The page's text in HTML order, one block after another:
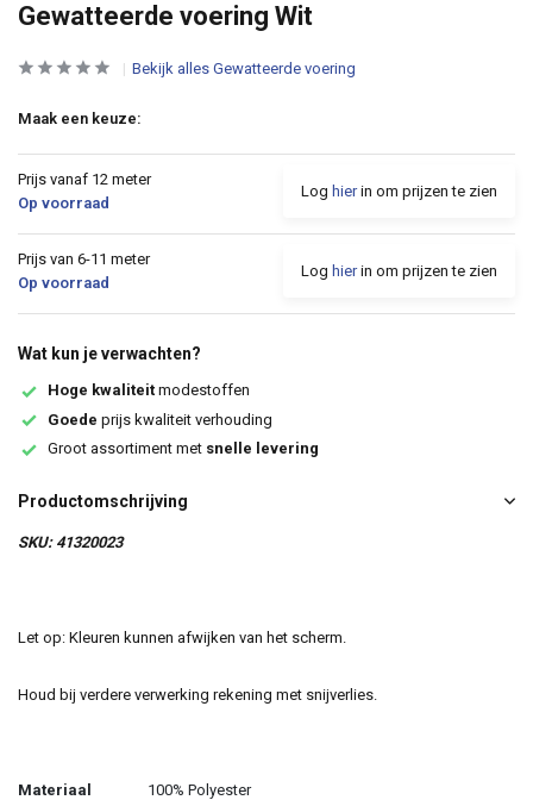
Gewatteerde voering Wit
Bekijk alles Gewatteerde voering
Maak een keuze:
Prijs vanaf 12 meter
Op voorraad
Log hierin om prijzen te zien
Prijs van 6-11 meter
Op voorraad
Log hierin om prijzen te zien
Wat kun je verwachten?
Hoge kwaliteit modestoffen
Goede prijs kwaliteit verhouding
Groot assortiment met snelle levering
Productomschrijving
SKU: 41320023
Let op: Kleuren kunnen afwijken van het scherm.
Houd bij verdere verwerking rekening met snijverlies.
Materiaal
100% Polyester